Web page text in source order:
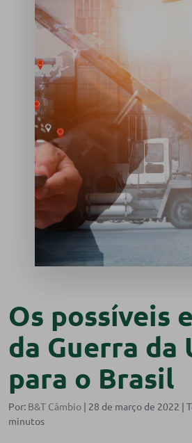
Os possíveis
da Guerra da
para o Brasil
Por: B&T Câmbio | 28 de março de 2022 |